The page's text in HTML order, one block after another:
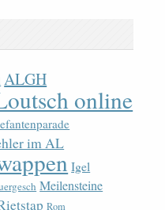
ALGH
online
im AL
Igel
Meilensteine
Rom